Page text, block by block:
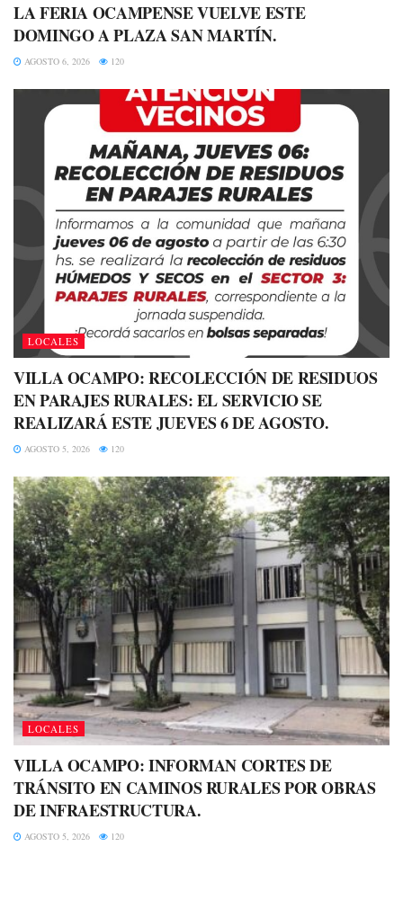
LA FERIA OCAMPENSE VUELVE ESTE
DOMINGO A PLAZA SAN MARTÍN.
AGOSTO 6, 2026 120
LOCALES
VILLA OCAMPO: RECOLECCIÓN DE RESIDUOS
EN PARAJES RURALES: EL SERVICIO SE
REALIZARÁ ESTE JUEVES 6 DE AGOSTO.
AGOSTO 5, 2026 120
LOCALES
VILLA OCAMPO: INFORMAN CORTES DE
TRÁNSITO EN CAMINOS RURALES POR OBRAS
DE INFRAESTRUCTURA.
AGOSTO 5, 2026 120